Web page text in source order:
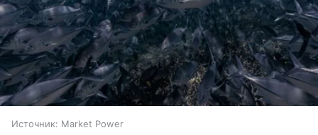
Источник: Market Power